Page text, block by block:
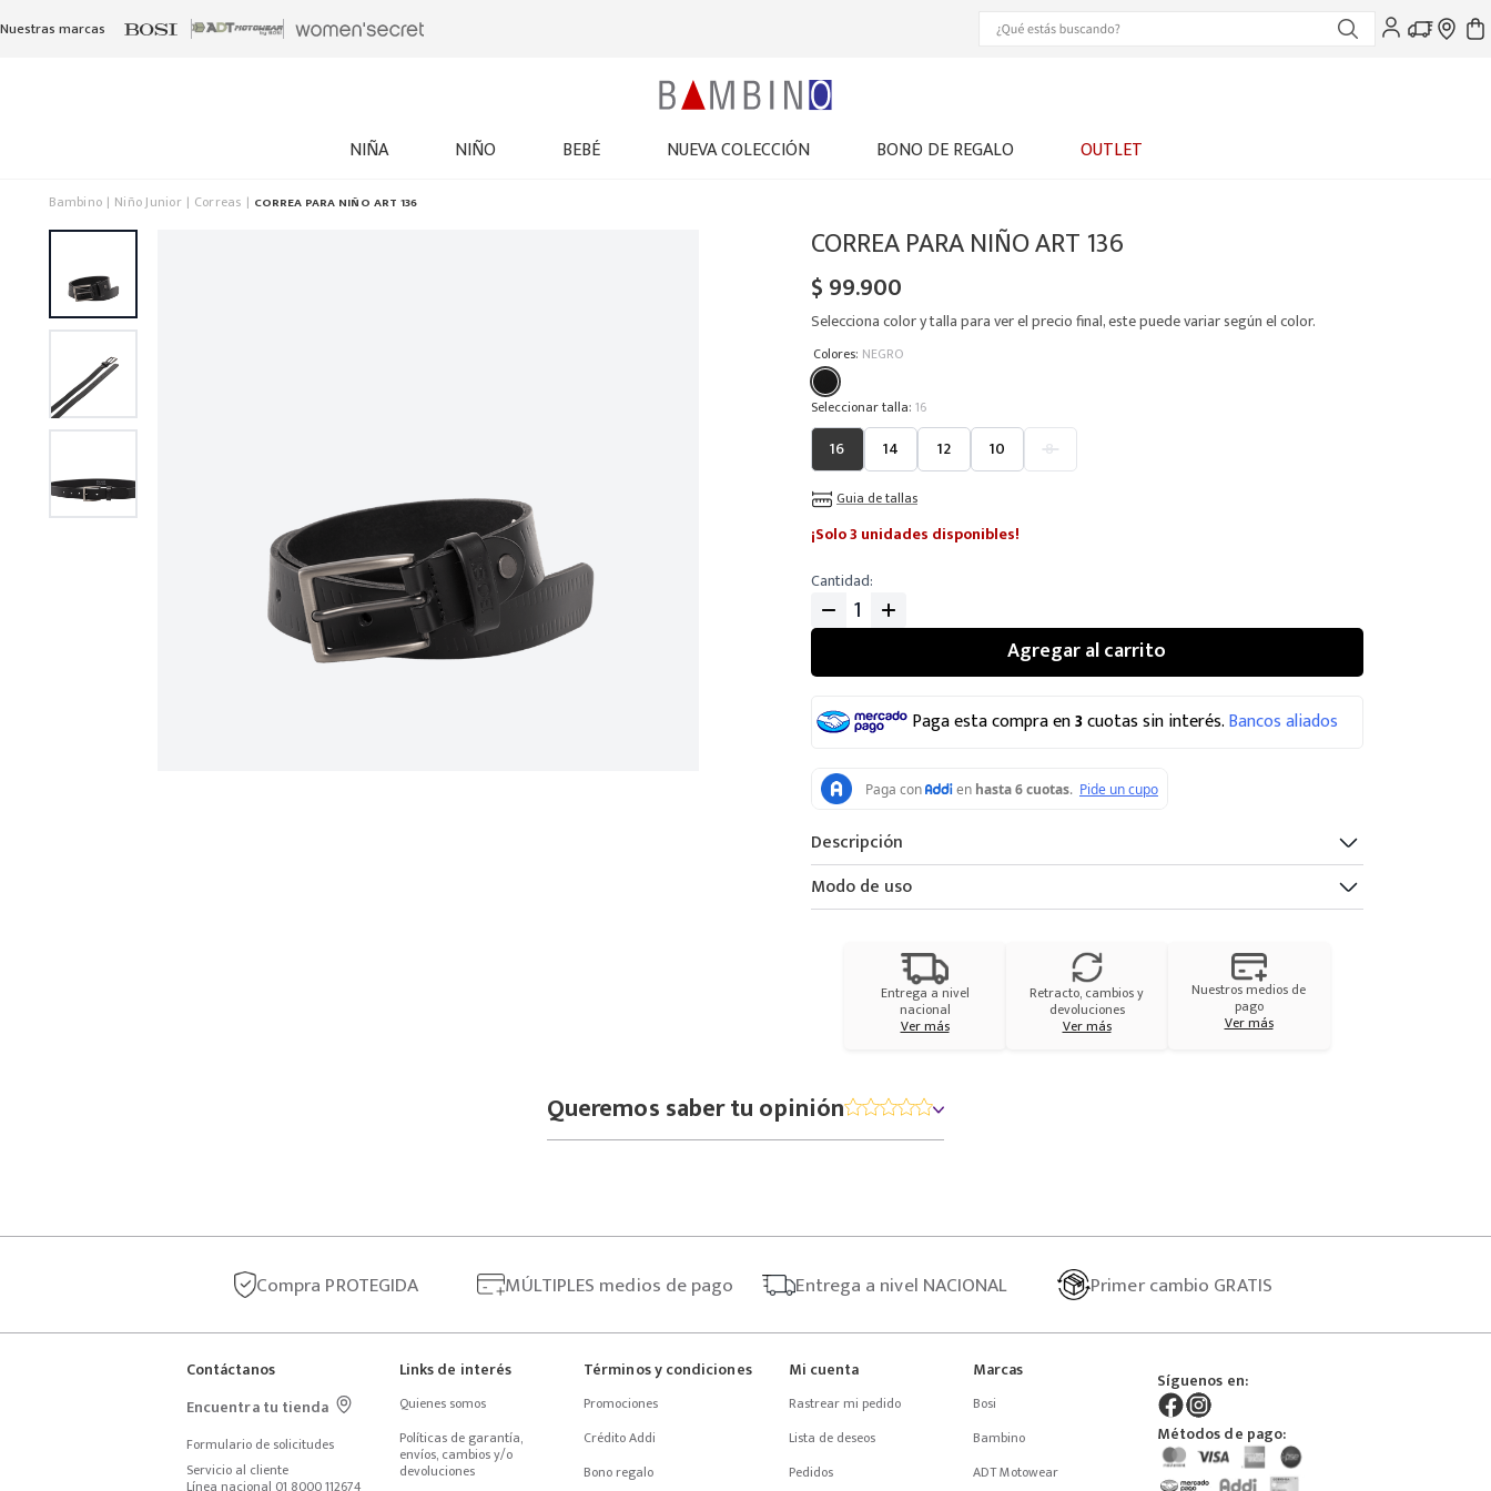
Nuestras marcas
NIÑA NIÑO BEBÉ NUEVA COLECCIÓN BONO DE REGALO OUTLET
Bambino Niño Junior Correas CORREA PARA NIÑO ART 136
CORREA PARA NIÑO ART 136
$99.900
Selecciona color y talla para ver el precio final, este puede variar según el color.
Colores: NEGRO
: 16
16 14 12 10 8
Guia de tallas
¡Solo 3 unidades disponibles!
Cantidad
Agregar al carrito
Paga esta compra en3cuotas sin interés.Bancos aliados
Descripción
Modo de uso
Entrega a nivel
nacional
Ver más
Retracto, cambios y
devoluciones
Ver más
Nuestros medios de
pago
Ver más
Queremos saber tu opinión
Compra PROTEGIDA MÚLTIPLES medios de pago Entrega a nivel NACIONAL Primercambio GRATIS
Contáctanos
Encuentra tu tienda
Formulario de solicitudes
Servicio al cliente
Línea nacional 01 8000 112674
Links de interés
Quienes somos
Políticas de garantía,
envíos, cambios y/o
devoluciones
Términos y condiciones
Promociones
Crédito Addi
Bono regalo
Mi cuenta
Rastrear mi pedido
Lista de deseos
Pedidos
Marcas
Bosi
Bambino
ADT Motowear
Síguenos en:
Métodos de pago: